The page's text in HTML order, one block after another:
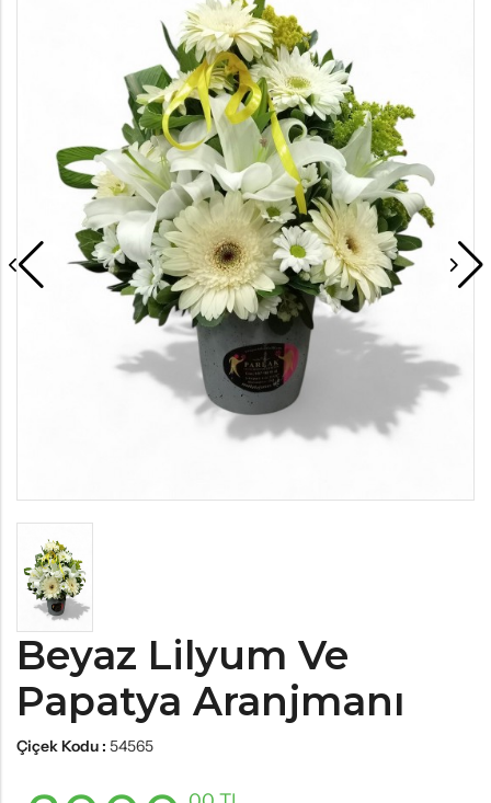
Beyaz Lilyum Ve
Papatya Aranjmanı
Çiçek Kodu : 54565